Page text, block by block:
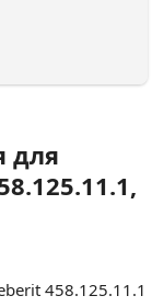
для
458.125.11.1